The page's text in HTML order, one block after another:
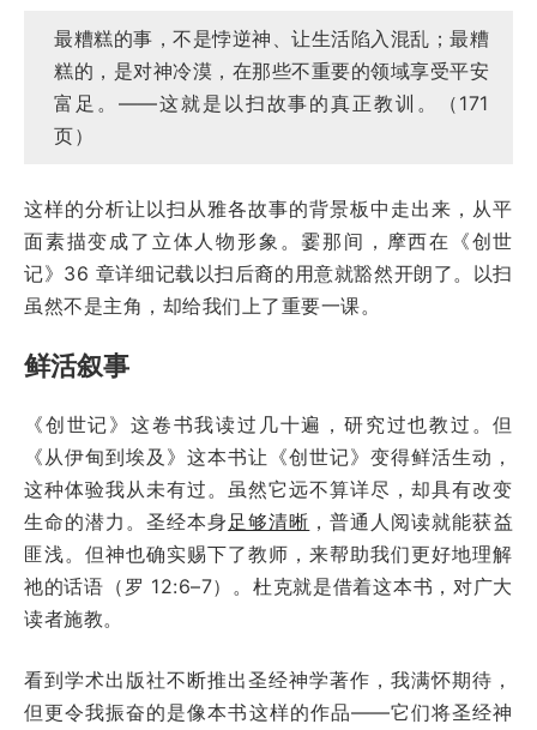
最糟糕的事，不是悖逆神、让生活陷入混乱；最糟
糕的，是对神冷漠，在那些不重要的领域享受平安
富足。——这就是以扫故事的真正教训。（171
页）
这样的分析让以扫从雅各故事的背景板中走出来，从平
面素描变成了立体人物形象。霎那间，摩西在《创世
记》36 章详细记载以扫后裔的用意就豁然开朗了。以扫
虽然不是主角，却给我们上了重要一课。
鲜活叙事
《创世记》这卷书我读过几十遍，研究过也教过。但
《从伊甸到埃及》这本书让《创世记》变得鲜活生动，
这种体验我从未有过。虽然它远不算详尽，却具有改变
生命的潜力。圣经本身 足够清晰 ，普通人阅读就能获益
匪浅。但神也确实赐下了教师，来帮助我们更好地理解
祂的话语（罗 12:6–7）。杜克就是借着这本书，对广大
读者施教。
看到学术出版社不断推出圣经神学著作，我满怀期待，
但更令我振奋的是像本书这样的作品——它们将圣经神